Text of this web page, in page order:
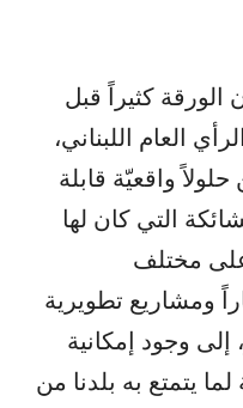
كثيراً قبل
العام اللبناني،
واقعيّة قابلة
التي كان لها
على مختلف
ومشاريع تطويرية
إلى وجود إمكانية
يتمتع به بلدنا من